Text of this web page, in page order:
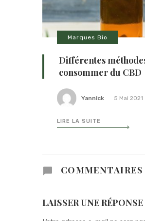
Marques Bio
Différentes
consommer du CBD
Yannick 5 Mai 2021
LIRE LA SUITE
COMMENTAIRES
LAISSER UNE RÉPONSE